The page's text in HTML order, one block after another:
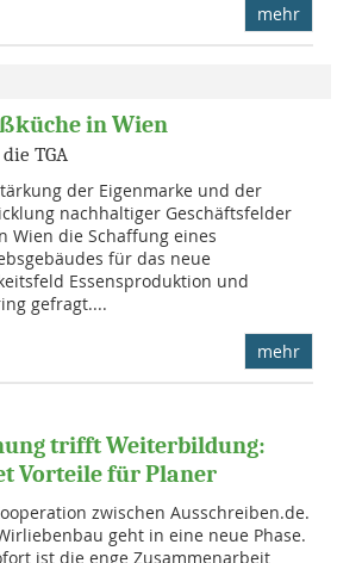
mehr
in Wien
TGA
der Eigenmarke und der
nachhaltiger Geschäftsfelder
Wien die Schaffung eines
für das neue
Essensproduktion und
gefragt....
mehr
trifft Weiterbildung:
Vorteile für Planer
zwischen Ausschreiben.de.
geht in eine neue Phase.
ist die enge Zusammenarbeit